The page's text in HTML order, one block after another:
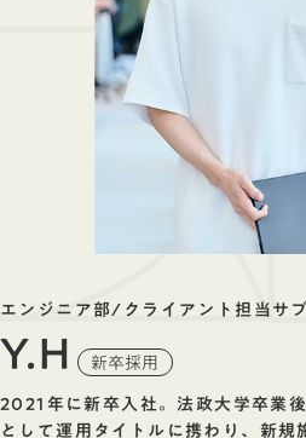
エンジニア部/クライアント担当サ
Y.H 新卒採用
2021年に新卒入社。法政大学卒業
として運用タイトルに携わり、新規